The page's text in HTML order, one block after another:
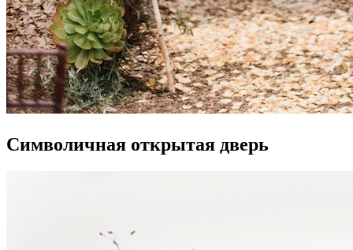
Символичная открытая дверь